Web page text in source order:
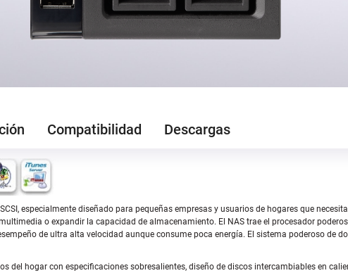
Compatibilidad Descargas
especialmente diseñado para pequeñas empresas y usuarios de hogares que
o expandir la capacidad de almacenamiento. El NAS trae el procesador
de ultra alta velocidad aunque consume poca energía. El sistema poderoso de
del hogar con especificaciones sobresalientes, diseño de discos intercambiables en